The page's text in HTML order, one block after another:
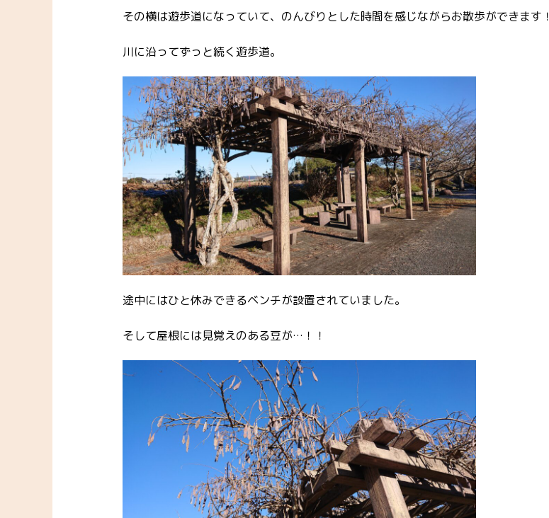
その横は遊歩道になっていて、のんびりとした時間を感じながらお散歩ができます！
川に沿ってずっと続く遊歩道。
途中にはひと休みできるベンチが設置されていました。
そして屋根には見覚えのある豆が…！！